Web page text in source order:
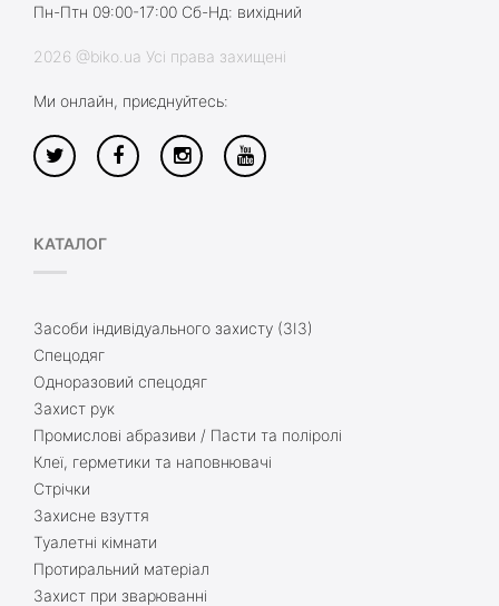
Пн-Птн 09:00-17:00 Сб-Нд: вихідний
2026 @biko.ua Усі права захищені
Ми онлайн, приєднуйтесь:
КАТАЛОГ
Засоби індивідуального захисту (ЗІЗ)
Спецодяг
Одноразовий спецодяг
Захист рук
Промислові абразиви / Пасти та поліролі
Клеї, герметики та наповнювачі
Стрічки
Захисне взуття
Туалетні кімнати
Протиральний матеріал
Захист при зварюванні